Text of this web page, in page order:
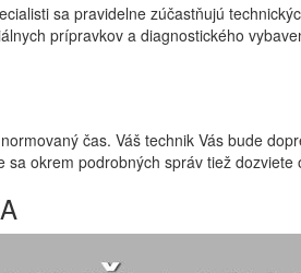
sa pravidelne zúčastňujú
prípravkov a diagnostického
čas. Váš technik Vás bude
okrem podrobných správ tiež